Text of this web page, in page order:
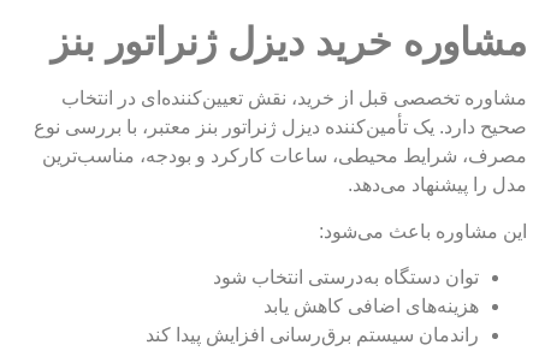
مشاوره خرید دیزل ژنراتور بنز
مشاوره تخصصی قبل از خرید، نقش تعیین‌کننده‌ای در انتخاب
صحیح دارد. یک تأمین‌کننده دیزل ژنراتور بنز معتبر، با بررسی نوع
مصرف، شرایط محیطی، ساعات کارکرد و بودجه، مناسب‌ترین
مدل را پیشنهاد می‌دهد.
این مشاوره باعث می‌شود:
توان دستگاه به‌درستی انتخاب شود
هزینه‌های اضافی کاهش یابد
راندمان سیستم برق‌رسانی افزایش پیدا کند